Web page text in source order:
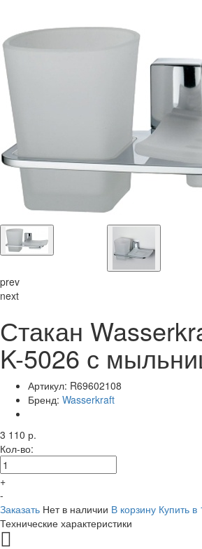
prev
next
Стакан
K-5026 с
Артикул: R69602108
Бренд: Wasserkraft
3 110 р.
Кол-во:
+
-
Заказать Нет в наличии В корзину Купить в
Технические характеристики